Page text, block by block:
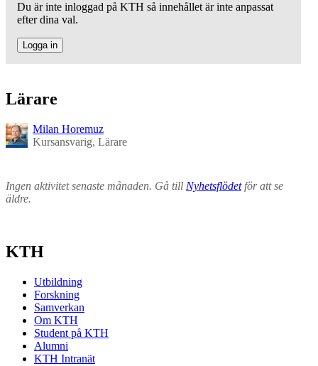
Du är inte inloggad på KTH så innehållet är inte anpassat
efter dina val.
Logga in
Lärare
Milan Horemuz
Kursansvarig, Lärare
Ingen aktivitet senaste månaden. Gå till Nyhetsflödetför att se
äldre.
KTH
Utbildning
Forskning
Samverkan
Om KTH
Student på KTH
Alumni
KTH Intranät